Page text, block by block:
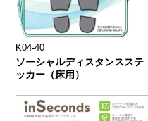
K04-40
ソーシャルディスタンスステ
ッカー（床用）